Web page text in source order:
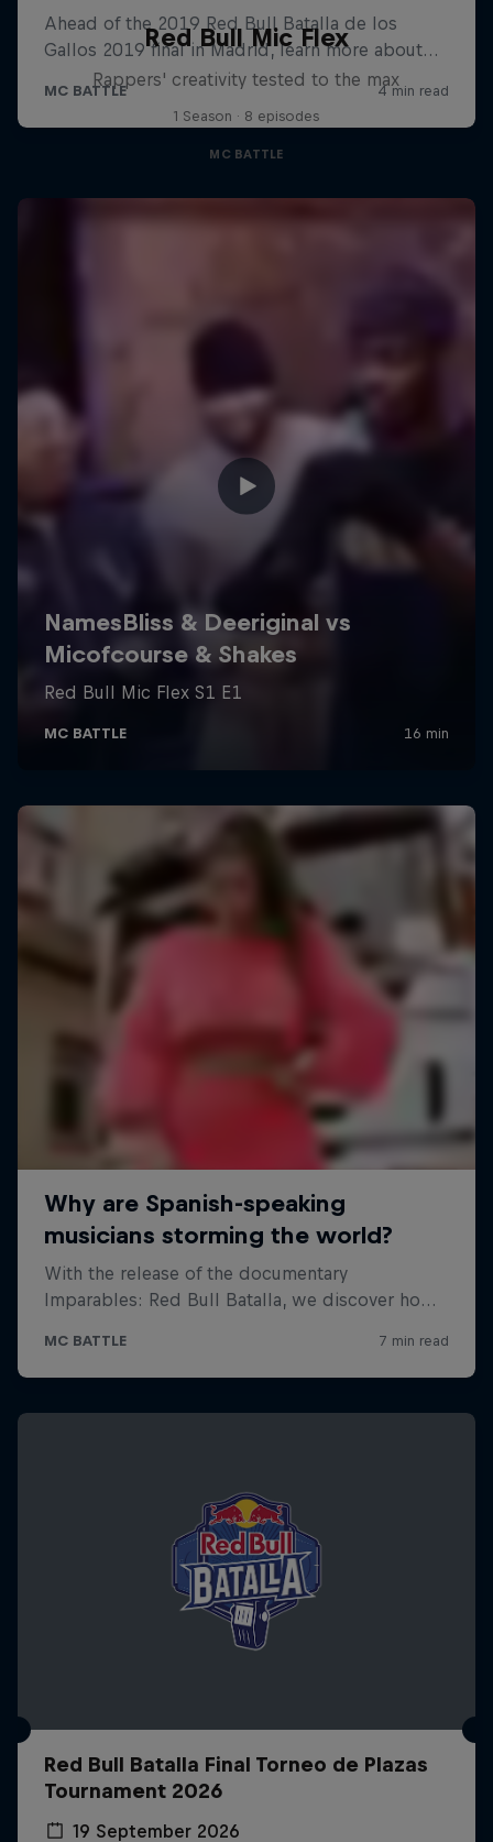
Red Bull Mic Flex
Rappers' creativity tested to the max
1 Season · 8 episodes
MC BATTLE
Red Bull Batalla Final Torneo de Plazas
Tournament 2026
19 September 2026